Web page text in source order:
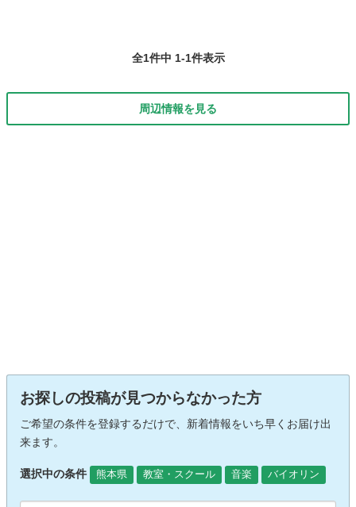
全1件中 1-1件表示
周辺情報を見る
お探しの投稿が見つからなかった方
ご希望の条件を登録するだけで、新着情報をいち早くお届け出
来ます。
選択中の条件 熊本県 教室・スクール 音楽 バイオリン